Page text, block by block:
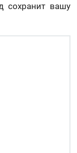
сохранит вашу